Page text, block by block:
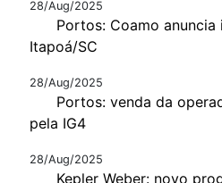
28/Aug/2025
Portos: Coamo anuncia
Itapoá/SC
28/Aug/2025
Portos: venda da
pela IG4
28/Aug/2025
Kepler Weber: novo